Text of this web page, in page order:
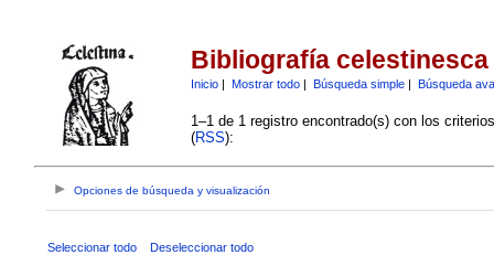
Bibliografía celestinesca
Inicio| Mostrar todo| Búsqueda simple| Búsqueda
1–1 de 1 registro encontrado(s) con los
(RSS):
Opciones de búsqueda y visualización
Seleccionar todo Deseleccionar todo